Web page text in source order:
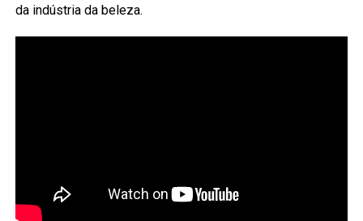
da indústria da beleza.